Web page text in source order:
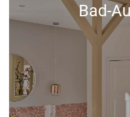
Bad-